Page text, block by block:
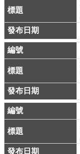
商
業
管
理
商
業
發
展
與
輔
導